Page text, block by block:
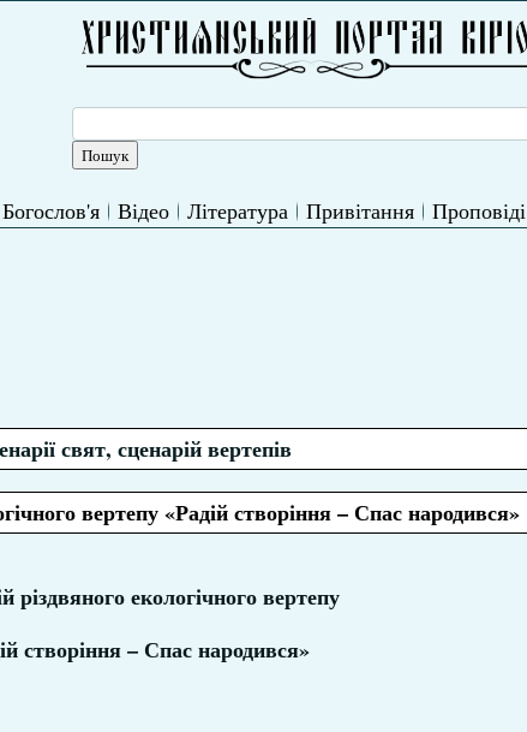
Богослов'я Відео Література Привітання Проповіді
свят, сценарій вертепів
вертепу «Радій створіння – Спас народився»
різдвяного екологічного вертепу
створіння – Спас народився»